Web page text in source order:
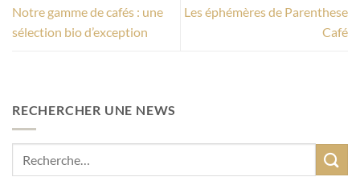
RECHERCHER UNE NEWS
Notre gamme de cafés : une
sélection bio d’exception
Les éphémères de Parenthese
Café